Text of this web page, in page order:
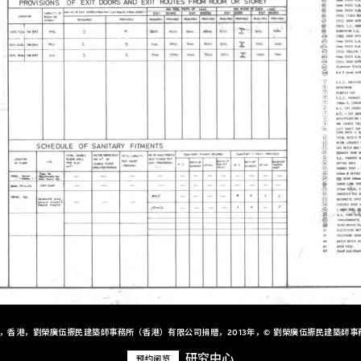
香港，劉榮廣伍振民建築師事務所（香港）有限公司捐贈，2013年，© 劉榮廣伍振民建築師事
预约阅览